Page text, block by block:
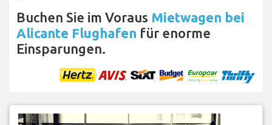
Buchen Sie im Voraus Mietwagen bei
Alicante Flughafen für enorme
Einsparungen.